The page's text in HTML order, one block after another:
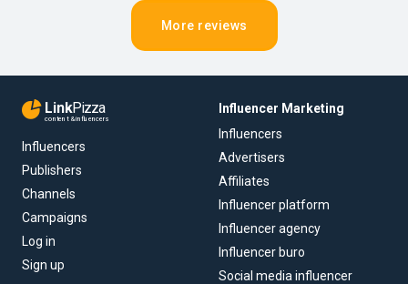
More reviews
LinkPizza
content & influencers
Influencers
Publishers
Channels
Campaigns
Log in
Sign up
Influencer Marketing
Influencers
Advertisers
Affiliates
Influencer platform
Influencer agency
Influencer buro
Social media influencer